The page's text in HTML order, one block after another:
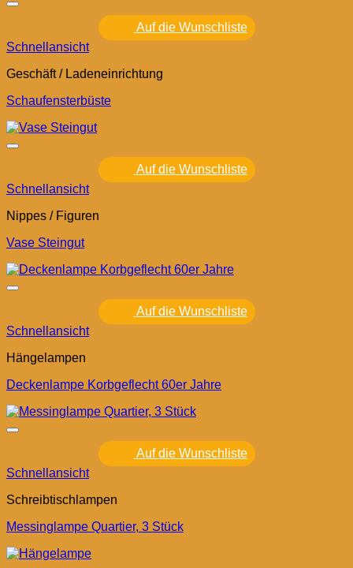
Auf die Wunschliste
Schnellansicht
Geschäft / Ladeneinrichtung
Schaufensterbüste
Auf die Wunschliste
Schnellansicht
Nippes / Figuren
Vase Steingut
Auf die Wunschliste
Schnellansicht
Hängelampen
Deckenlampe Korbgeflecht 60er Jahre
Auf die Wunschliste
Schnellansicht
Schreibtischlampen
Messinglampe Quartier, 3 Stück